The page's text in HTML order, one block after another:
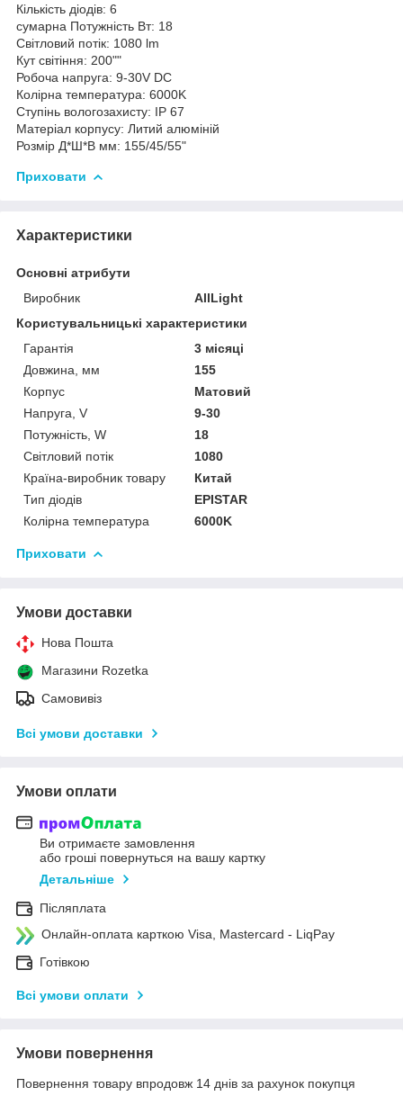
Кількість діодів: 6
сумарна Потужність Вт: 18
Світловий потік: 1080 lm
Кут світіння: 200""
Робоча напруга: 9-30V DC
Колірна температура: 6000K
Ступінь вологозахисту: IP 67
Матеріал корпусу: Литий алюміній
Розмір Д*Ш*В мм: 155/45/55"
Приховати
Характеристики
Основні атрибути
Виробник
AllLight
Користувальницькі характеристики
Гарантія
3 місяці
Довжина, мм
155
Корпус
Матовий
Напруга, V
9-30
Потужність, W
18
Світловий потік
1080
Країна-виробник товару
Китай
Тип діодів
EPISTAR
Колірна температура
6000K
Приховати
Умови доставки
Нова Пошта
Магазини Rozetka
Самовивіз
Всі умови доставки
Умови оплати
Ви отримаєте замовлення
або гроші повернуться на вашу картку
Детальніше
Післяплата
Онлайн-оплата карткою Visa, Mastercard - LiqPay
Готівкою
Всі умови оплати
Умови повернення
Повернення товару впродовж 14 днів за рахунок покупця